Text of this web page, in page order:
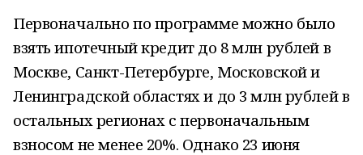
Первоначально по программе можно было
взять ипотечный кредит до 8 млн рублей в
Москве, Санкт-Петербурге, Московской и
Ленинградской областях и до 3 млн рублей в
остальных регионах с первоначальным
взносом не менее 20%. Однако 23 июня